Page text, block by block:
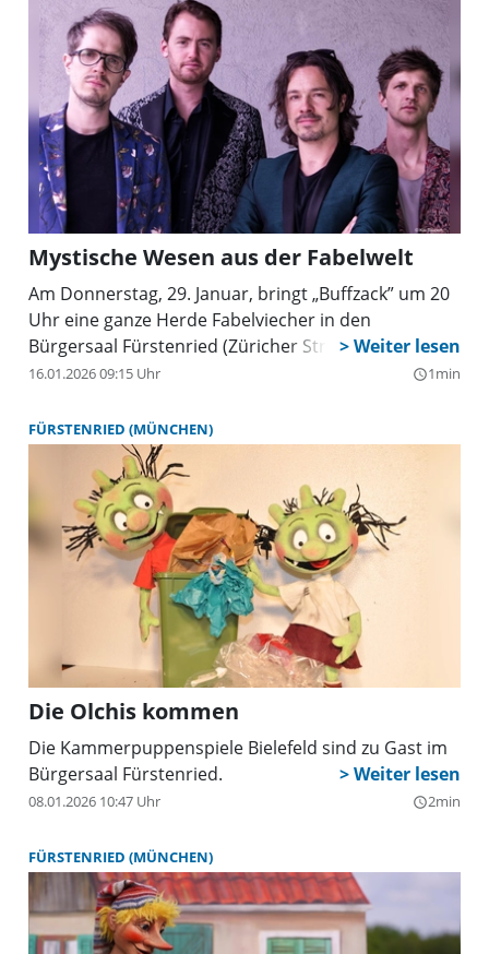
Webseite https://www.ev-andreasgemeinde.de.
Anmeldung bis 9. Februar.
Mystische Wesen aus der Fabelwelt
Am Donnerstag, 29. Januar, bringt „Buffzack” um 20
Uhr eine ganze Herde Fabelviecher in den
Bürgersaal Fürstenried (Züricher Str. 35).
16.01.2026 09:15 Uhr query_builder1min
FÜRSTENRIED (MÜNCHEN)
Die Olchis kommen
Die Kammerpuppenspiele Bielefeld sind zu Gast im
Bürgersaal Fürstenried.
08.01.2026 10:47 Uhr query_builder2min
FÜRSTENRIED (MÜNCHEN)